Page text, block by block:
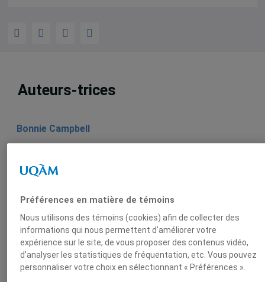
Auteurs-trices
Bonnie Campbell
Why Africa’s mineral-rich countries are
not reaping the rewards of their wealth
The Conversation, 13 novembre 2025, Bonnie
Campbell
Préférences en matière de témoins
Nous utilisons des témoins (cookies) afin de collecter des
informations qui nous permettent d’améliorer votre
expérience sur le site, de vous proposer des contenus vidéo,
d’analyser les statistiques de fréquentation, etc. Vous pouvez
personnaliser votre choix en sélectionnant « Préférences ».